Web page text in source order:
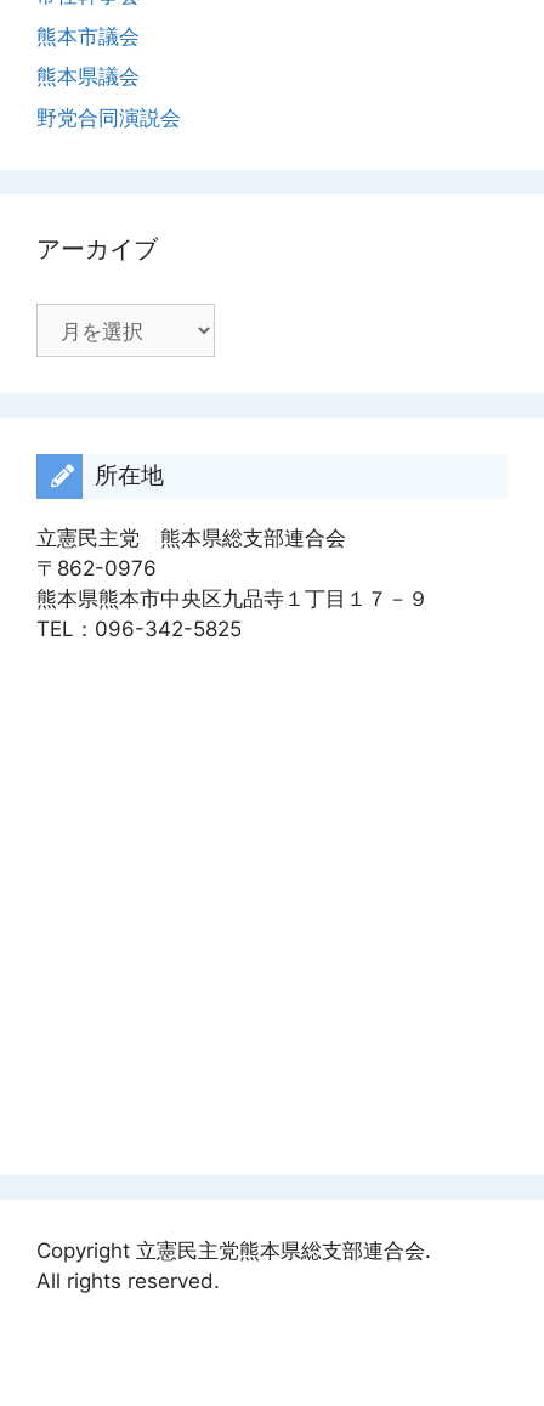
熊本市議会
熊本県議会
野党合同演説会
アーカイブ
所在地
立憲民主党 熊本県総支部連合会
〒862-0976
熊本県熊本市中央区九品寺１丁目１７－９
TEL：096-342-5825
Copyright 立憲民主党熊本県総支部連合会.
All rights reserved.